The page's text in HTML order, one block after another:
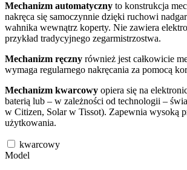
Mechanizm automatyczny to konstrukcja
nakręca się samoczynnie dzięki ruchowi
wahnika wewnątrz koperty. Nie zawiera
przykład tradycyjnego zegarmistrzostwa.
Mechanizm ręczny również jest całkowicie
wymaga regularnego nakręcania za pomocą
Mechanizm kwarcowy opiera się na
baterią lub – w zależności od technologii –
w Citizen, Solar w Tissot). Zapewnia wysoką
użytkowania.
kwarcowy
Model